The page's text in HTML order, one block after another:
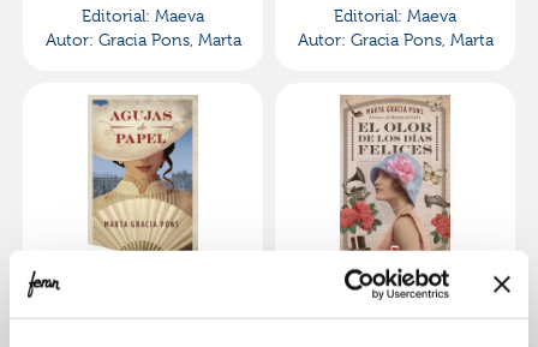
Editorial: Maeva
Autor: Gracia Pons, Marta
Editorial: Maeva
Autor: Gracia Pons, Marta
El olor de los días